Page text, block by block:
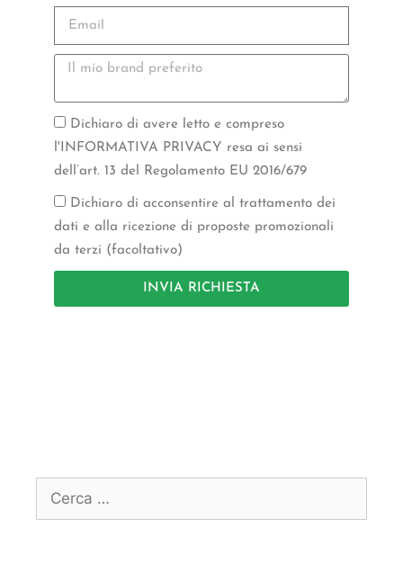
Dichiaro di avere letto e compreso
l'INFORMATIVA PRIVACY resa ai sensi
dell’art. 13 del Regolamento EU 2016/679
Dichiaro di acconsentire al trattamento dei
dati e alla ricezione di proposte promozionali
da terzi (facoltativo)
INVIA RICHIESTA